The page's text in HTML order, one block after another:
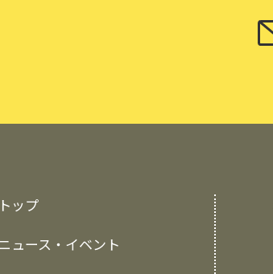
トップ
ュース・イベント